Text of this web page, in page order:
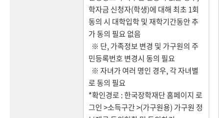
학자금 신청자(학생)에 대해 최초 1회
동의 시 대학입학 및 재학기간동안 추
가 동의 필요 없음
※ 단, 가족정보 변경 및 가구원의 주
민등록번호 변경시 동의 필요
※ 자녀가 여러 명인 경우, 각 자녀별
로 동의 필요
*확인경로 : 한국장학재단 홈페이지 로
그인 >소득구간 >(가구원용) 가구원 정